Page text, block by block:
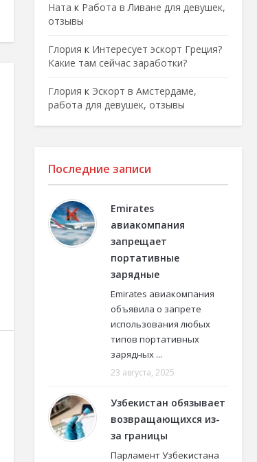
Ната к Работа в Ливане для девушек,
отзывы
Глория к Интересует эскорт Греция?
Какие там сейчас заработки?
Глория к Эскорт в Амстердаме,
работа для девушек, отзывы
Последние записи
Emirates
авиакомпания
запрещает
портативные
зарядные
Emirates авиакомпания
объявила о запрете
использования любых
типов портативных
зарядных ...
23 августа, 2025
Узбекистан обязывает
возвращающихся из-
за границы
Парламент Узбекистана